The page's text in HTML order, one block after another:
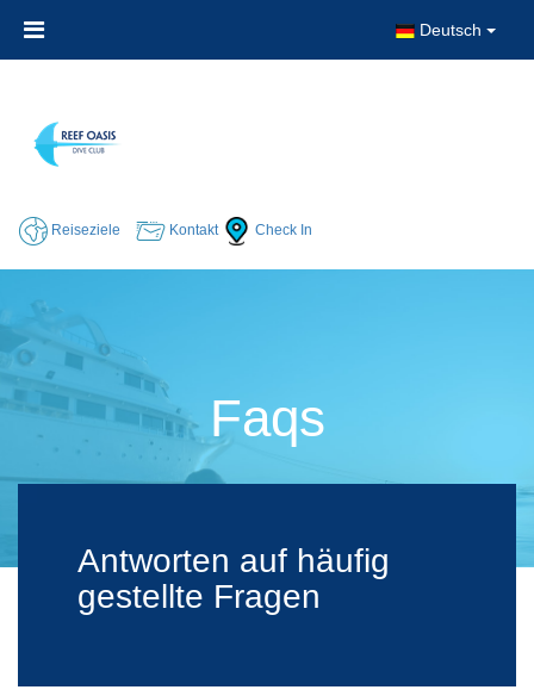
Deutsch
Reiseziele Kontakt Check In
Faqs
Antworten auf häufig
gestellte Fragen